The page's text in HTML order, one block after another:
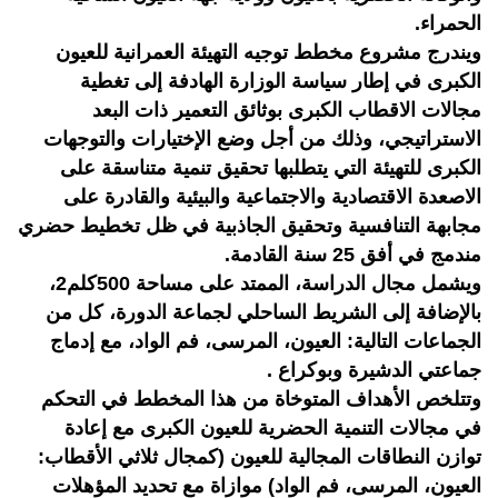
الحمراء.
ويندرج مشروع مخطط توجيه التهيئة العمرانية للعيون
الكبرى في إطار سياسة الوزارة الهادفة إلى تغطية
مجالات الاقطاب الكبرى بوثائق التعمير ذات البعد
الاستراتيجي، وذلك من أجل وضع الإختيارات والتوجهات
الكبرى للتهيئة التي يتطلبها تحقيق تنمية متناسقة على
الاصعدة الاقتصادية والاجتماعية والبيئية والقادرة على
مجابهة التنافسية وتحقيق الجاذبية في ظل تخطيط حضري
مندمج في أفق 25 سنة القادمة.
ويشمل مجال الدراسة، الممتد على مساحة 500كلم2،
بالإضافة إلى الشريط الساحلي لجماعة الدورة، كل من
الجماعات التالية: العيون، المرسى، فم الواد، مع إدماج
جماعتي الدشيرة وبوكراع .
وتتلخص الأهداف المتوخاة من هذا المخطط في التحكم
في مجالات التنمية الحضرية للعيون الكبرى مع إعادة
توازن النطاقات المجالية للعيون (كمجال ثلاثي الأقطاب:
العيون، المرسى، فم الواد) موازاة مع تحديد المؤهلات